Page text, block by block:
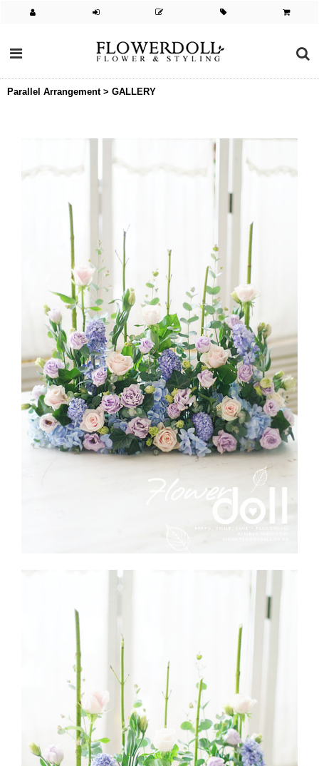
Parallel Arrangement > GALLERY